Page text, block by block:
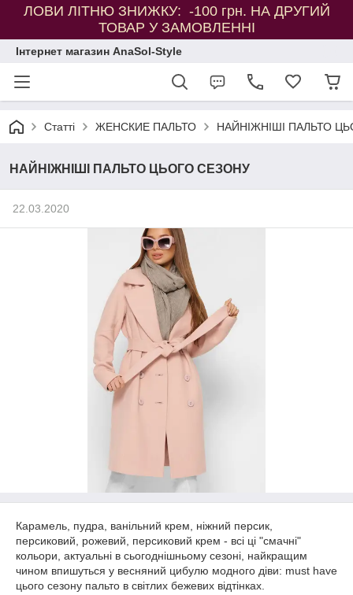
ЛОВИ ЛІТНЮ ЗНИЖКУ: -100 грн. НА ДРУГИЙ
ТОВАР У ЗАМОВЛЕННІ
Інтернет магазин AnaSol-Style
Статті ЖЕНСКИЕ ПАЛЬТО НАЙНІЖНІШІ ПАЛЬТО
НАЙНІЖНІШІ ПАЛЬТО ЦЬОГО СЕЗОНУ
22.03.2020
Карамель, пудра, ванільний крем, ніжний персик,
персиковий, рожевий, персиковий крем - всі ці "смачні"
кольори, актуальні в сьогоднішньому сезоні, найкращим
чином впишуться у весняний цибулю модного діви: must have
цього сезону пальто в світлих бежевих відтінках.